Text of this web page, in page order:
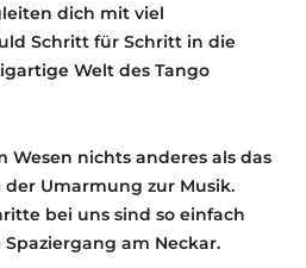
dich mit viel
Schritt für Schritt in die
Welt des Tango
Wesen nichts anderes als das
Umarmung zur Musik.
bei uns sind so einfach
am Neckar.